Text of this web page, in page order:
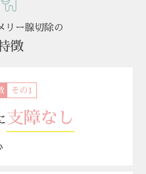
リー腺切除の
徴
支障なし